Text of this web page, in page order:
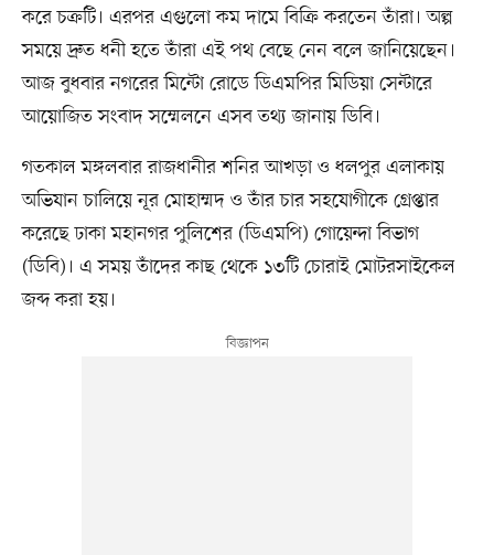
করে চক্রটি। এরপর এগুলো কম দামে বিক্রি করতেন তাঁরা। অল্প
সময়ে দ্রুত ধনী হতে তাঁরা এই পথ বেছে নেন বলে জানিয়েছেন।
আজ বুধবার নগরের মিন্টো রোডে ডিএমপির মিডিয়া সেন্টারে
আয়োজিত সংবাদ সম্মেলনে এসব তথ্য জানায় ডিবি।
গতকাল মঙ্গলবার রাজধানীর শনির আখড়া ও ধলপুর এলাকায়
অভিযান চালিয়ে নূর মোহাম্মদ ও তাঁর চার সহযোগীকে গ্রেপ্তার
করেছে ঢাকা মহানগর পুলিশের (ডিএমপি) গোয়েন্দা বিভাগ
(ডিবি)। এ সময় তাঁদের কাছ থেকে ১৩টি চোরাই মোটরসাইকেল
জব্দ করা হয়।